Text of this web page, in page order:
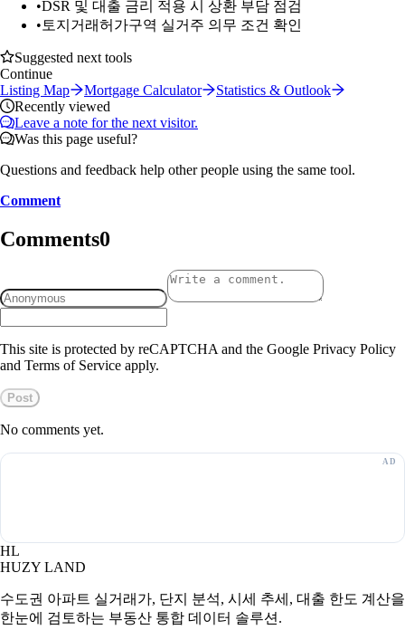
•DSR 및 대출 금리 적용 시 상환 부담 점검
• 토지거래허가구역 실거주 의무 조건 확인
Suggested next tools
Continue
Listing Map
Mortgage Calculator
Statistics & Outlook
Recently viewed
Leave a note for the next visitor.
Was this page useful?
Questions and feedback help other people using the same tool.
Comment
Comments0
This site is protected by reCAPTCHA and the Google Privacy Policy
and Terms of Service apply.
Post
No comments yet.
HL
HUZY LAND
수도권 아파트 실거래가, 단지 분석, 시세 추세, 대출 한도 계산을
한눈에 검토하는 부동산 통합 데이터 솔루션.